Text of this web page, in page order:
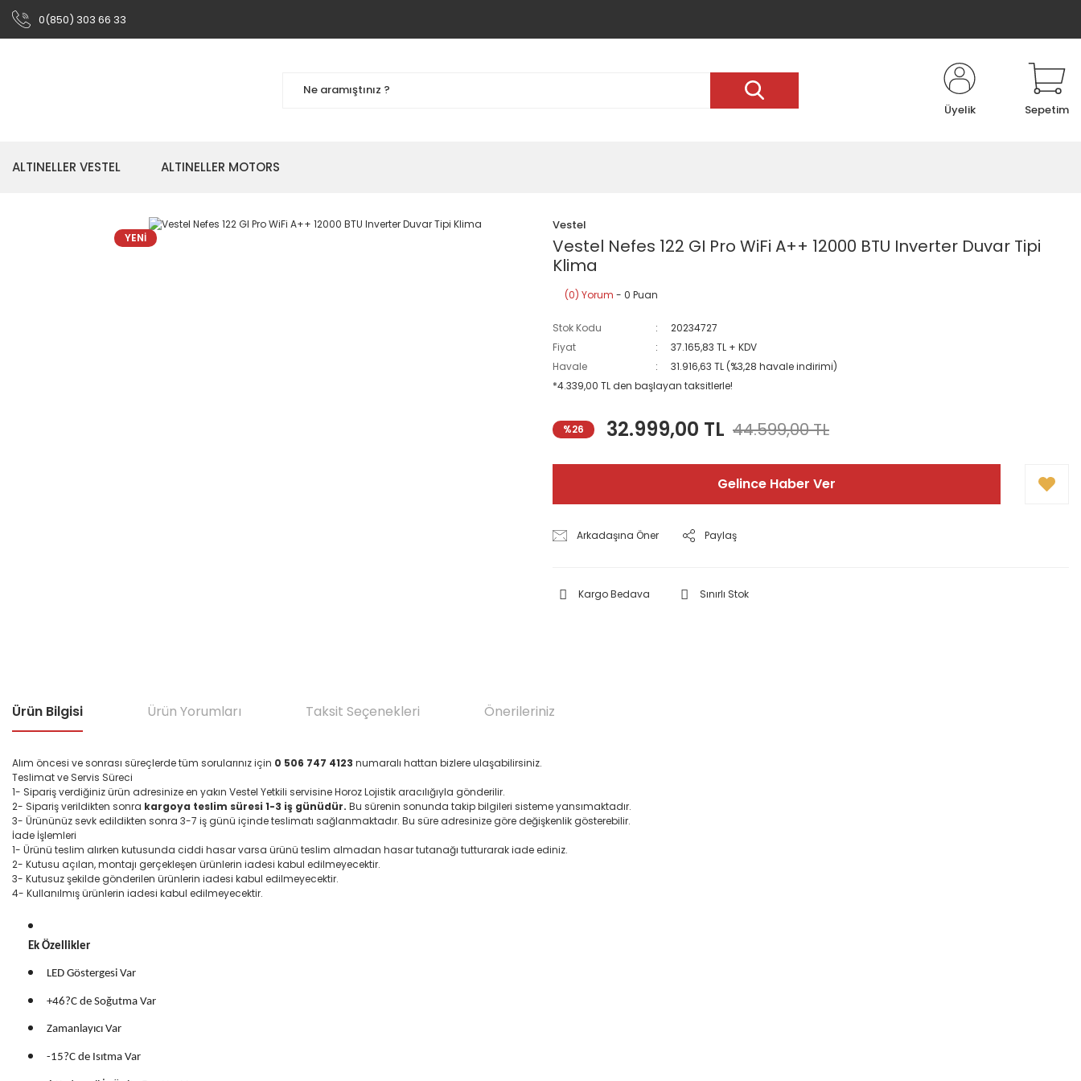
0(850) 303 66 33
Üyelik Sepetim
ALTINELLER VESTEL ALTINELLER MOTORS
YENİ
Vestel
Vestel Nefes 122 GI Pro WiFi A++ 12000 BTU Inverter Duvar Tipi
Klima
(0) Yorum - 0 Puan
Stok Kodu
20234727
Fiyat
37.165,83 TL + KDV
Havale
31.916,63 TL (%3,28 havale indirimi)
*4.339,00 TL den başlayan taksitlerle!
%26 32.999,00 TL 44.599,00 TL
Gelince Haber Ver
Arkadaşına Öner Paylaş
Kargo Bedava Sınırlı Stok
Ürün Bilgisi Ürün Yorumları Taksit Seçenekleri Önerileriniz
Alım öncesi ve sonrası süreçlerde tüm sorularınız için 0 506 747 4123 numaralı hattan bizlere ulaşabilirsiniz.
Teslimat ve Servis Süreci
1- Sipariş verdiğiniz ürün adresinize en yakın Vestel Yetkili servisine Horoz Lojistik aracılığıyla gönderilir.
2- Sipariş verildikten sonra kargoya teslim süresi 1-3 iş günüdür. Bu sürenin sonunda takip bilgileri sisteme yansımaktadır.
3- Ürününüz sevk edildikten sonra 3-7 iş günü içinde teslimatı sağlanmaktadır. Bu süre adresinize göre değişkenlik gösterebilir.
İade İşlemleri
1- Ürünü teslim alırken kutusunda ciddi hasar varsa ürünü teslim almadan hasar tutanağı tutturarak iade ediniz.
2- Kutusu açılan, montajı gerçekleşen ürünlerin iadesi kabul edilmeyecektir.
3- Kutusuz şekilde gönderilen ürünlerin iadesi kabul edilmeyecektir.
4- Kullanılmış ürünlerin iadesi kabul edilmeyecektir.
Ek Özellikler
LED Göstergesi Var
+46?C de Soğutma Var
Zamanlayıcı Var
-15?C de Isıtma Var